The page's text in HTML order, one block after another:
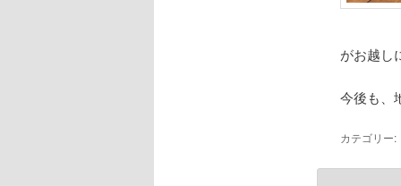
がお越し
今後も、
カテゴリー: